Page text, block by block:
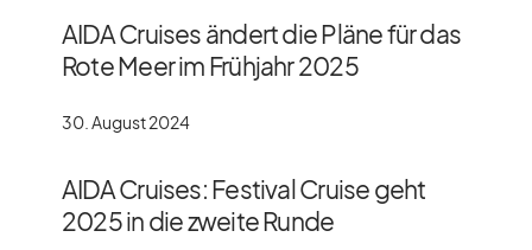
AIDA Cruises ändert die Pläne für das
Rote Meer im Frühjahr 2025
30. August 2024
AIDA Cruises: Festival Cruise geht
2025 in die zweite Runde